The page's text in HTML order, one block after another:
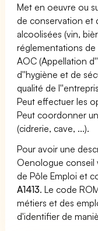
Met en oeuvre ou
de conservation et
alcoolisées (vin,
réglementations
AOC (Appellation
d''hygiène et de
qualité de
Peut effectuer les
Peut coordonner
(cidrerie, cave, ...).
Pour avoir une
Oenologue conseil
de Pôle Emploi et
A1413. Le code
métiers et des
d'identifier de